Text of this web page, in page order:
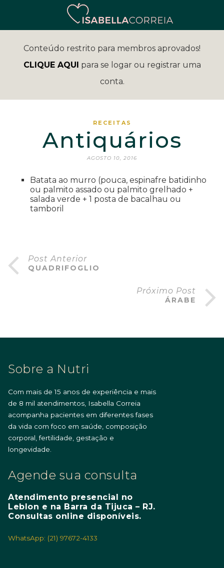
Conteúdo restrito para membros aprovados!
CLIQUE AQUI para se logar ou registrar uma
conta.
RECEITAS
Antiquários
AGOSTO 10, 2016
Batata ao murro (pouca, espinafre batidinho
ou palmito assado ou palmito grelhado +
salada verde + 1 posta de bacalhau ou
tamboril
Post Anterior
QUADRIFOGLIO
Próximo Post
ÁRABE
Sobre a Nutri
Com mais de 15 anos de experiência e mais
de 8 mil atendimentos, Isabella Correia
acompanha pacientes em diferentes fases
da vida com foco em saúde, composição
corporal, fertilidade, gestação e
longevidade.
Agende sua consulta
Atendimento presencial no
Leblon e na Barra da Tijuca – RJ.
Consultas online disponíveis.
WhatsApp: (21) 97672-4133